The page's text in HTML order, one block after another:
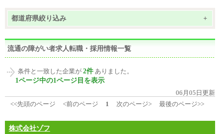
都道府県絞り込み +
流通の障がい者求人転職・採用情報一覧
条件と一致した企業が 2件 ありました。
1ページ中の1ページ目を表示
06月05日更新
<<先頭のページ
<前のページ 1 次のページ> 最後のページ>>
株式会社ゾフ